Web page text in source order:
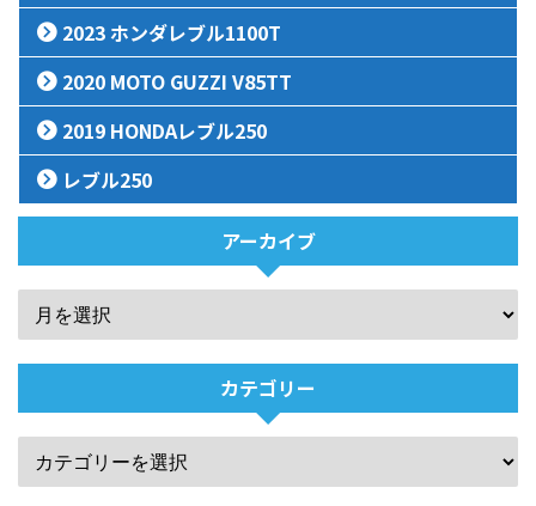
2023 ホンダレブル1100T
2020 MOTO GUZZI V85TT
2019 HONDAレブル250
レブル250
アーカイブ
カテゴリー